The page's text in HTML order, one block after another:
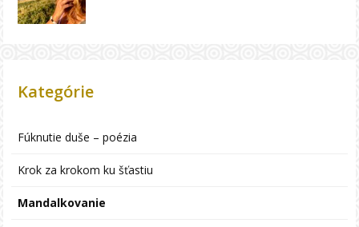
Kategórie
Fúknutie duše – poézia
Krok za krokom ku šťastiu
Mandalkovanie